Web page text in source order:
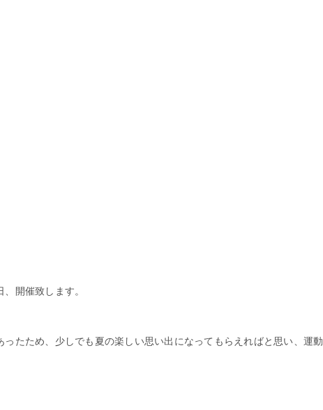
開催致します。
たため、少しでも夏の楽しい思い出になってもらえればと思い、運動